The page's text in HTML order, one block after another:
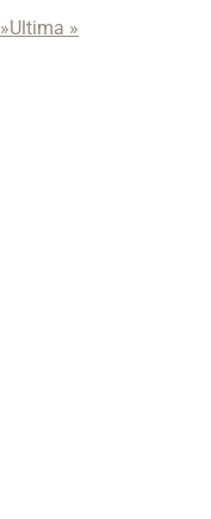
»Ultima »